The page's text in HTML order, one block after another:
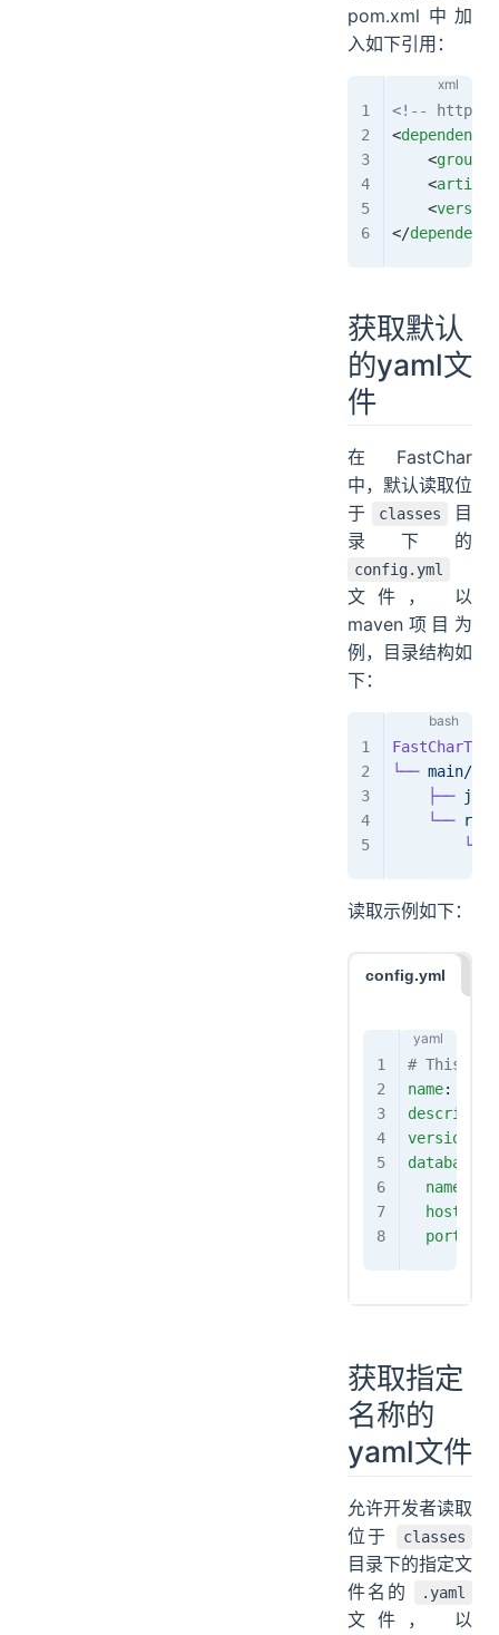
pom.xml中加
入如下引用：
<!-- https://
<dependency
    <
groupId
    <
    <
version
</dependency
获取默认
的yaml文
件
在FastChar
中，默认读取位
于
classes
目
录下的
config.yml
文件， 以
maven项目为
例，目录结构如
下：
└── main/
    ├──
    └──
        └──
读取示例如下：
config.yml
# This is
name:
version
database
  name
  host
  port
获取指定
名称的
yaml文件
允许开发者读取
位于
classes
目录下的指定文
件名的
.yaml
文件， 以